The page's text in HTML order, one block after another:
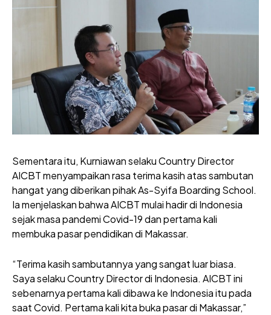
Sementara itu, Kurniawan selaku Country Director
AICBT menyampaikan rasa terima kasih atas sambutan
hangat yang diberikan pihak As-Syifa Boarding School.
Ia menjelaskan bahwa AICBT mulai hadir di Indonesia
sejak masa pandemi Covid-19 dan pertama kali
membuka pasar pendidikan di Makassar.
“Terima kasih sambutannya yang sangat luar biasa.
Saya selaku Country Director di Indonesia. AICBT ini
sebenarnya pertama kali dibawa ke Indonesia itu pada
saat Covid. Pertama kali kita buka pasar di Makassar,”